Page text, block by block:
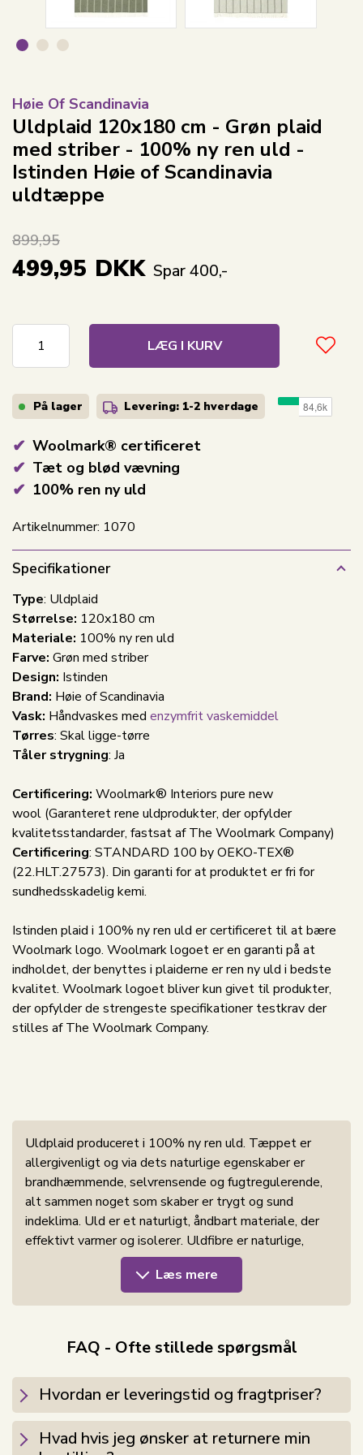
Høie Of Scandinavia
Uldplaid 120x180 cm - Grøn plaid
med striber - 100% ny ren uld -
Istinden Høie of Scandinavia
uldtæppe
Woolmark® certificeret
Tæt og blød vævning
100% ren ny uld
899,95
499,95 DKK Spar 400,-
LÆG I KURV
På lager Levering: 1-2 hverdage
Artikelnummer: 1070
Specifikationer
Type: Uldplaid
Størrelse: 120x180 cm
Materiale: 100% ny ren uld
Farve: Grøn med striber
Design: Istinden
Brand: Høie of Scandinavia
Vask: Håndvaskes med enzymfrit vaskemiddel
Tørres: Skal ligge-tørre
Tåler strygning: Ja
Certificering: Woolmark® Interiors pure new
wool (Garanteret rene uldprodukter, der opfylder
kvalitetsstandarder, fastsat af The Woolmark Company)
Certificering: STANDARD 100 by OEKO-TEX®
(22.HLT.27573). Din garanti for at produktet er fri for
sundhedsskadelig kemi.
Istinden plaid i 100% ny ren uld er certificeret til at bære
Woolmark logo. Woolmark logoet er en garanti på at
indholdet, der benyttes i plaiderne er ren ny uld i bedste
kvalitet. Woolmark logoet bliver kun givet til produkter,
der opfylder de strengeste specifikationer testkrav der
stilles af The Woolmark Company.
Uldplaid produceret i 100% ny ren uld. Tæppet er
allergivenligt og via dets naturlige egenskaber er
brandhæmmende, selvrensende og fugtregulerende,
alt sammen noget som skaber er trygt og sund
indeklima. Uld er et naturligt, åndbart materiale, der
effektivt varmer og isolerer. Uldfibre er naturlige,
fornybare og biologisk nedbrydelige, hvilket gør dette
tæppe til et bæredygtigt valg. Der er få ting, der slår
Uld har gode egenskaber som gør at man ikke behøver
at vaske plaiderne ofte. Ulden i sig selv er
smudsafvisende, dvs. pletter ligger sig oftest på
ydersiden af fibrene. Det skyldes at uld indeholder
naturligt fedt, som forhindre pletter trænger ind i
Læs mere
FAQ - Ofte stillede spørgsmål
Hvordan er leveringstid og fragtpriser?
Hvad hvis jeg ønsker at returnere min